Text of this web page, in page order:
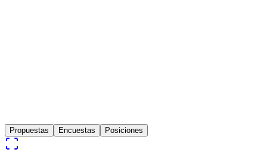
Propuestas Encuestas Posiciones